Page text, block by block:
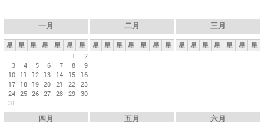
一月
星 星 星 星 星 星
星
1
2
3
4 5 6 7 8
9
10 11 12 13 14 15
16
17 18 19 20 21 22 23
24 25 26 27 28 29 30
31
二月
星 星 星 星 星 星 星
三月
星 星 星 星 星 星 星
四月 五月 六月